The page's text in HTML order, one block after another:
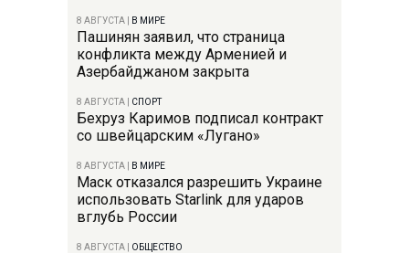
8 АВГУСТА В МИРЕ
Пашинян заявил, что страница
конфликта между Арменией и
Азербайджаном закрыта
8 АВГУСТА СПОРТ
Бехруз Каримов подписал контракт
со швейцарским «Лугано»
8 АВГУСТА В МИРЕ
Маск отказался разрешить Украине
использовать Starlink для ударов
вглубь России
8 АВГУСТА ОБЩЕСТВО